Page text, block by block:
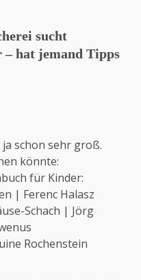
sucht
hat jemand Tipps
schon sehr groß.
könnte:
für Kinder:
| Ferenc Halasz
Schach | Jörg
Rochenstein